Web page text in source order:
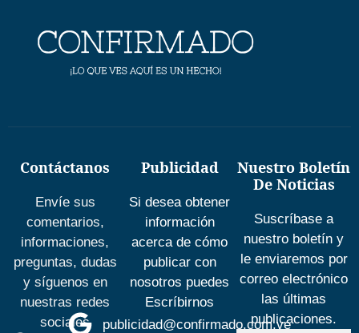
Contáctanos
Envíe sus
comentarios,
informaciones,
preguntas, dudas
y síguenos en
nuestras redes
sociales
Publicidad
Si desea obtener
información
acerca de cómo
publicar con
nosotros puedes
Escríbirnos
publicidad@confirmado.com.ve
Nuestro Boletín
De Noticias
Suscríbase a
nuestro boletín y
le enviaremos por
correo electrónico
las últimas
publicaciones.